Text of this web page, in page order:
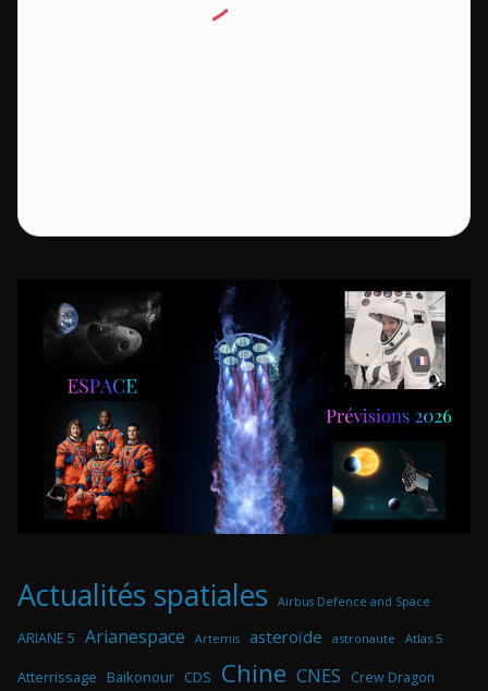
Actualités spatiales Airbus Defence and Space
ARIANE 5 Arianespace Artemis asteroïde astronaute Atlas 5
Atterrissage Baikonour CDS Chine CNES Crew Dragon